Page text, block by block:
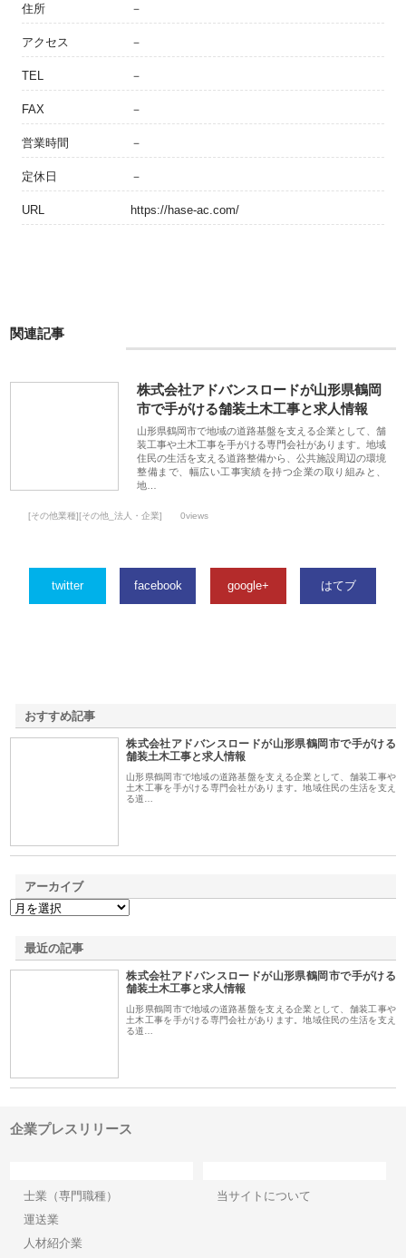
住所 －
アクセス －
TEL －
FAX －
営業時間 －
定休日 －
URL https://hase-ac.com/
関連記事
株式会社アドバンスロードが山形県鶴岡
市で手がける舗装土木工事と求人情報
山形県鶴岡市で地域の道路基盤を支える企業として、舗
装工事や土木工事を手がける専門会社があります。地域
住民の生活を支える道路整備から、公共施設周辺の環境
整備まで、幅広い工事実績を持つ企業の取り組みと、
地…
[その他業種][その他_法人・企業] 0views
twitter facebook google+ はてブ
おすすめ記事
株式会社アドバンスロードが山形県鶴岡市で手がける
舗装土木工事と求人情報
山形県鶴岡市で地域の道路基盤を支える企業として、舗装工事や
土木工事を手がける専門会社があります。地域住民の生活を支え
る道…
アーカイブ
最近の記事
株式会社アドバンスロードが山形県鶴岡市で手がける
舗装土木工事と求人情報
山形県鶴岡市で地域の道路基盤を支える企業として、舗装工事や
土木工事を手がける専門会社があります。地域住民の生活を支え
る道…
企業プレスリリース
士業（専門職種）
運送業
人材紹介業
当サイトについて